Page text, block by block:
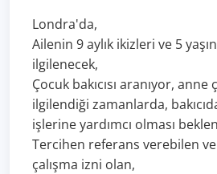
Londra'da,
Ailenin 9 aylık ikizleri ve 5
ilgilenecek,
Çocuk bakıcısı aranıyor, anne
ilgilendiği zamanlarda,
işlerine yardımcı olması
Tercihen referans verebilen
çalışma izni olan,